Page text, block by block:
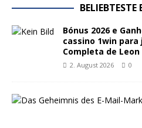
BELIEBTESTE
Bónus 2026 e
cassino 1win para
Completa de
2. August 2026 0